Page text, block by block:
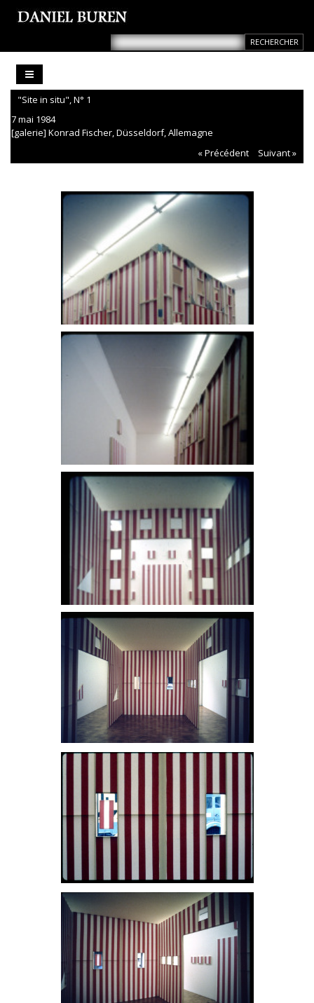
"Site in situ", N° 1
7 mai 1984
[galerie] Konrad Fischer, Düsseldorf, Allemagne
« Précédent
Suivant »